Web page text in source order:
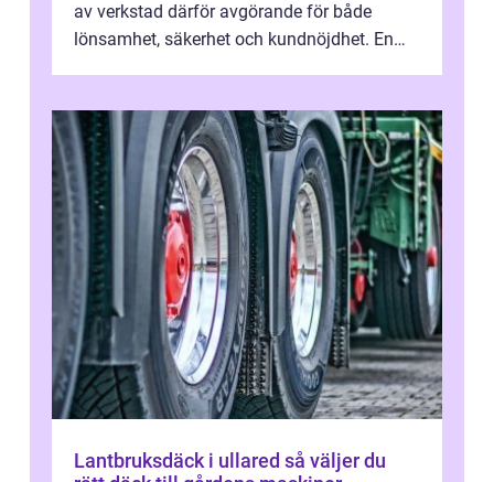
av verkstad därför avgörande för både
lönsamhet, säkerhet och kundnöjdhet. En
Lantbruksdäck i ullared så väljer du